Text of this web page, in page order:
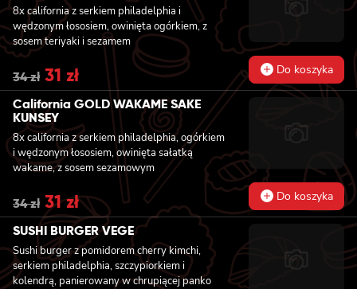
8x california z serkiem philadelphia i
wędzonym łososiem, owinięta ogórkiem, z
sosem teriyaki i sezamem
34zł Original
price
was:
34 zł.
31 zł Current
price
is:
31 zł.
Do koszyka
California GOLD WAKAME SAKE
KUNSEY
8x california z serkiem philadelphia, ogórkiem
i wędzonym łososiem, owinięta sałatką
wakame, z sosem sezamowym
34zł Original
price
was:
34 zł.
31złCurrent
price
is:
31 zł.
Do koszyka
SUSHI BURGER VEGE
Sushi burger z pomidorem cherry kimchi,
serkiem philadelphia, szczypiorkiem i
kolendrą, panierowany w chrupiącej panko